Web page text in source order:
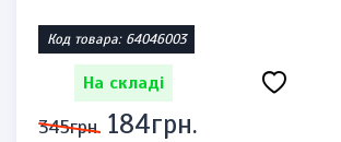
Код товара: 64046003
На складі
345грн. 184грн.